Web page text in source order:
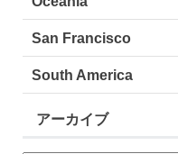
San Francisco
South America
アーカイブ